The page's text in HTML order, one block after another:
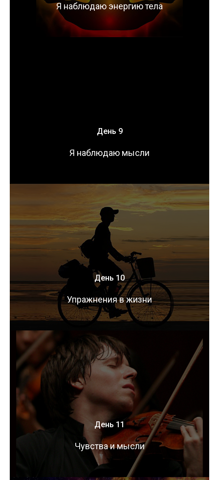
Я наблюдаю энергию тела
День 9
Я наблюдаю мысли
День 10
Упражнения в жизни
День 11
Чувства и мысли